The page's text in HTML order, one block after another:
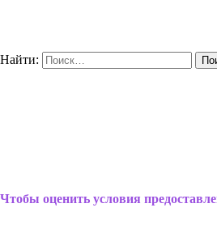
Найти:
Чтобы оценить условия